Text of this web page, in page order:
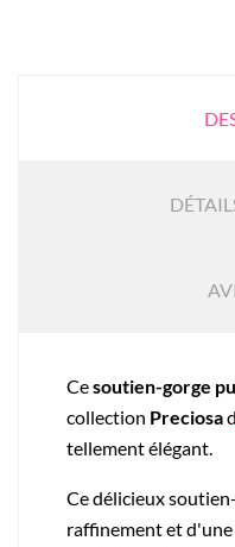
Cesoutien-gorge
collection Preciosa
tellement élégant.
Ce délicieux
raffinement et